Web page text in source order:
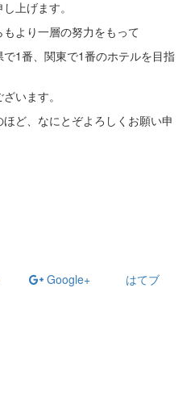
上げます。
より一層の努力をもって
1番、関東で1番のホテルを目指
います。
ど、なにとぞよろしくお願い申
Google+
はてブ